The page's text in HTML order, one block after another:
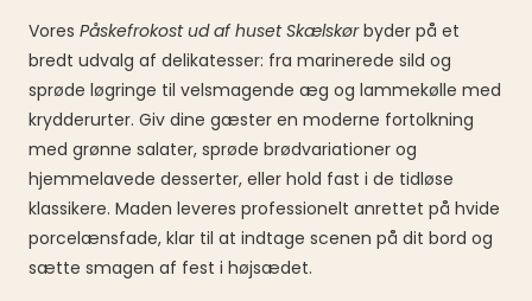
Vores Påskefrokost ud af huset Skælskørbyder på et
bredt udvalg af delikatesser: fra marinerede sild og
sprøde løgringe til velsmagende æg og lammekølle med
krydderurter. Giv dine gæster en moderne fortolkning
med grønne salater, sprøde brødvariationer og
hjemmelavede desserter, eller hold fast i de tidløse
klassikere. Maden leveres professionelt anrettet på hvide
porcelænsfade, klar til at indtage scenen på dit bord og
sætte smagen af fest i højsædet.